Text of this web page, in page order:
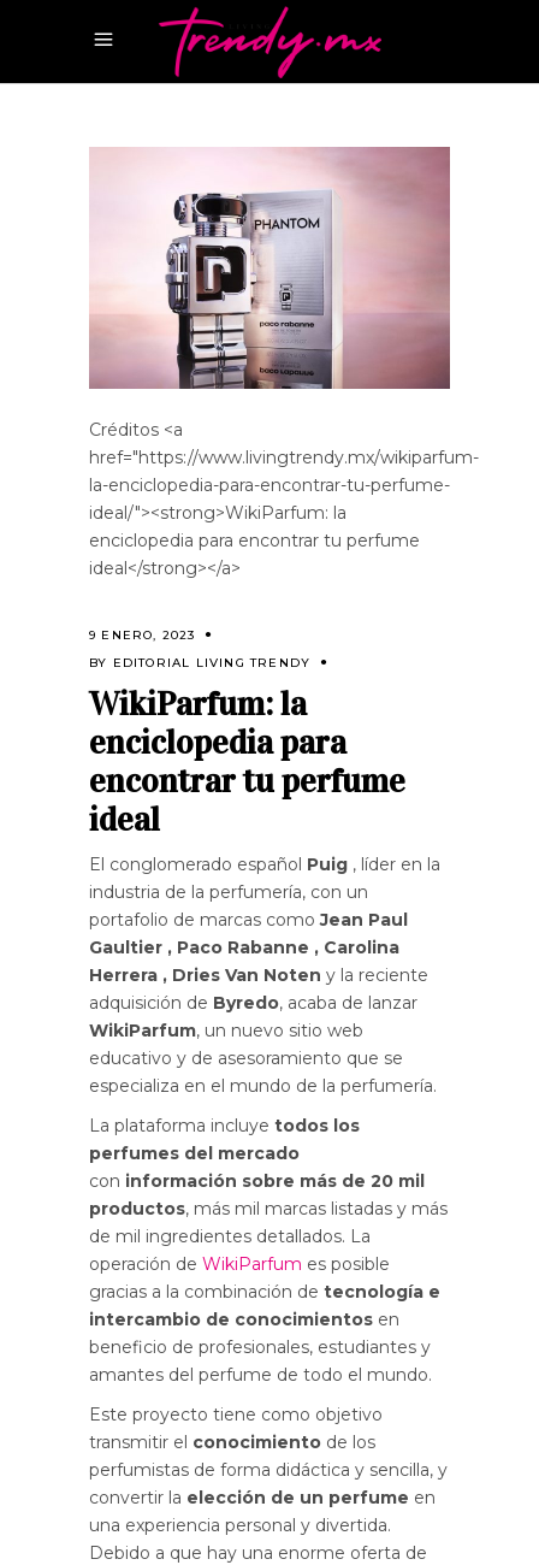
Créditos <a
href="https://www.livingtrendy.mx/wikiparfum-
la-enciclopedia-para-encontrar-tu-perfume-
ideal/"><strong>WikiParfum: la
enciclopedia para encontrar tu perfume
ideal</strong></a>
9 ENERO, 2023
BY EDITORIAL LIVING TRENDY
WikiParfum: la
enciclopedia para
encontrar tu perfume
ideal
El conglomerado español Puig , líder en la
industria de la perfumería, con un
portafolio de marcas comoJean Paul
Gaultier , Paco Rabanne , Carolina
Herrera , Dries Van Noten y la reciente
adquisición de Byredo, acaba de lanzar
WikiParfum, un nuevo sitio web
educativo y de asesoramiento que se
especializa en el mundo de la perfumería.
La plataforma incluye todos los
perfumes del mercado
con información sobre más de 20 mil
productos, más mil marcas listadas y más
de mil ingredientes detallados. La
operación de WikiParfum es posible
gracias a la combinación de tecnología e
intercambio de conocimientos en
beneficio de profesionales, estudiantes y
amantes del perfume de todo el mundo.
Este proyecto tiene como objetivo
transmitir el conocimiento de los
perfumistas de forma didáctica y sencilla, y
convertir la elección de un perfume en
una experiencia personal y divertida.
Debido a que hay una enorme oferta de